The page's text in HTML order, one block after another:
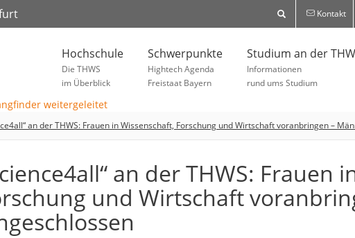
Kontakt
Hochschule
Die THWS
im Überblick
Schwerpunkte
Hightech Agenda
Freistaat Bayern
Studium an der
Informationen
rund ums Studium
an der THWS: Frauen in Wissenschaft, Forschung und Wirtschaft voranbringen –
an der THWS: Frauen
und Wirtschaft